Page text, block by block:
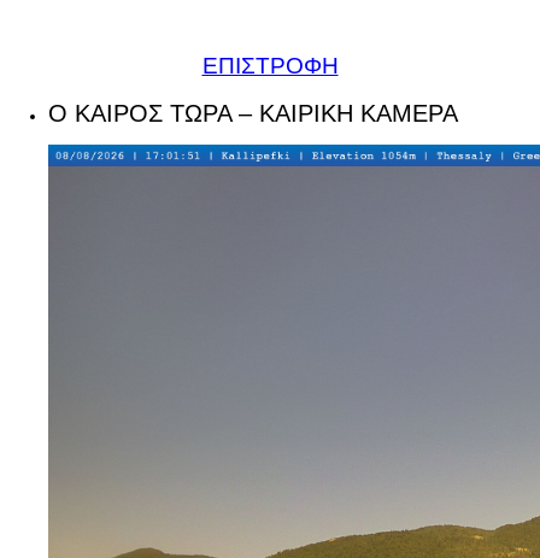
ΕΠΙΣΤΡΟΦΗ
Ο ΚΑΙΡΟΣ ΤΩΡΑ – ΚΑΙΡΙΚΗ ΚΑΜΕΡΑ